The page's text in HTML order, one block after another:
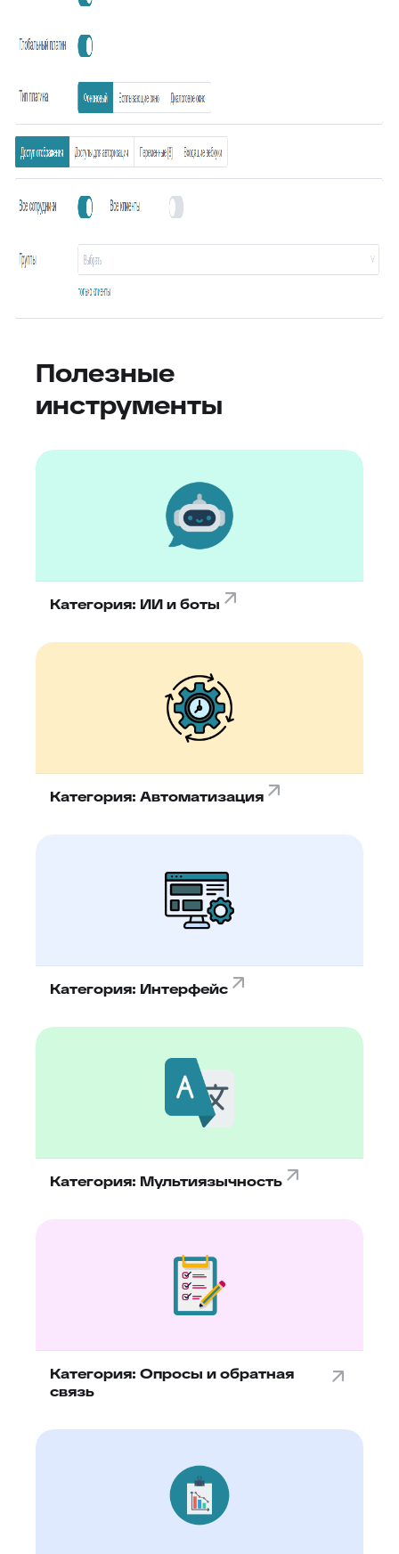
Полезные
инструменты
Категория: ИИ и боты
Категория: Автоматизация
Категория: Интерфейс
Категория: Мультиязычность
Категория: Опросы и обратная
связь